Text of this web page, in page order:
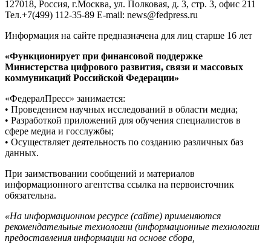
127018, Россия, г.Москва, ул. Полковая, д. 3, стр. 3, офис 211
Тел.+7(499) 112-35-89 E-mail: news@fedpress.ru
Информация на сайте предназначена для лиц старше 16 лет
«Функционирует при финансовой поддержке
Министерства цифрового развития, связи и массовых
коммуникаций Российской Федерации»
«ФедералПресс» занимается:
• Проведением научных исследований в области медиа;
• Разработкой приложений для обучения специалистов в
сфере медиа и госслужбы;
• Осуществляет деятельность по созданию различных баз
данных.
При заимствовании сообщений и материалов
информационного агентства ссылка на первоисточник
обязательна.
«На информационном ресурсе (сайте) применяются
рекомендательные технологии (информационные технологии
предоставления информации на основе сбора,